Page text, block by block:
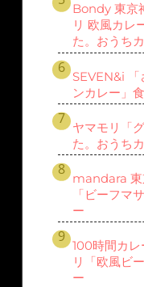
Bondy 東京
リ 欧風カレ
た。おうち
SEVEN&i 「
ンカレー」
ヤマモリ「
た。おうち
mandara 東
「ビーフマ
ー
100時間カ
リ「欧風ビ
ー